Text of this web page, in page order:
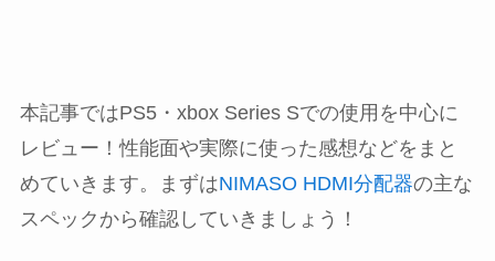
本記事ではPS5・xbox Series Sでの使用を中心に
レビュー！性能面や実際に使った感想などをまと
めていきます。まずはNIMASO HDMI分配器の主な
スペックから確認していきましょう！